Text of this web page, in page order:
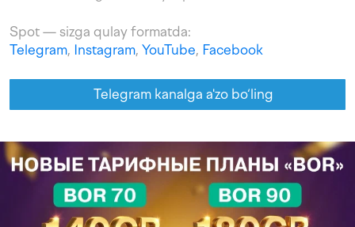
Spot — sizga qulay formatda:
Telegram, Instagram, YouTube, Facebook
Telegram kanalga a'zo bo‘ling